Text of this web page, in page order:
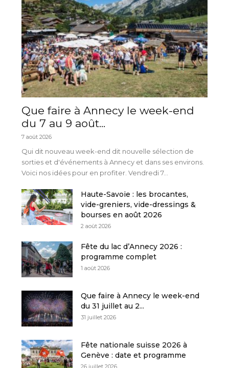
Que faire à Annecy le week-end
du 7 au 9 août...
7 août 2026
Qui dit nouveau week-end dit nouvelle sélection de
sorties et d'événements à Annecy et dans ses environs.
Voici nos idées pour en profiter. Vendredi 7...
Haute-Savoie : les brocantes,
vide-greniers, vide-dressings &
bourses en août 2026
2 août 2026
Fête du lac d’Annecy 2026 :
programme complet
1 août 2026
Que faire à Annecy le week-end
du 31 juillet au 2...
31 juillet 2026
Fête nationale suisse 2026 à
Genève : date et programme
26 juillet 2026